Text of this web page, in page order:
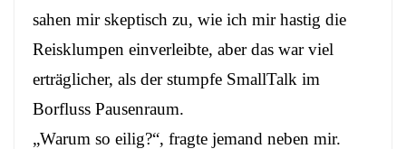
sahen mir skeptisch zu, wie ich mir hastig die
Reisklumpen einverleibte, aber das war viel
erträglicher, als der stumpfe SmallTalk im
Borfluss Pausenraum.
„Warum so eilig?“, fragte jemand neben mir.